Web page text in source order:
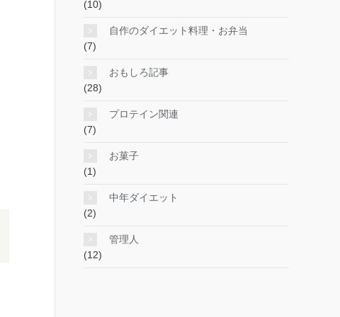
(10)
自作のダイエット料理・お弁当
(7)
おもしろ記事
(28)
プロテイン関連
(7)
お菓子
(1)
中年ダイエット
(2)
管理人
(12)